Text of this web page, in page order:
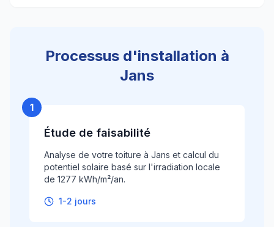
Processus d'installation à
Jans
1
Étude de faisabilité
Analyse de votre toiture à Jans et calcul du
potentiel solaire basé sur l'irradiation locale
de 1277 kWh/m²/an.
1-2 jours